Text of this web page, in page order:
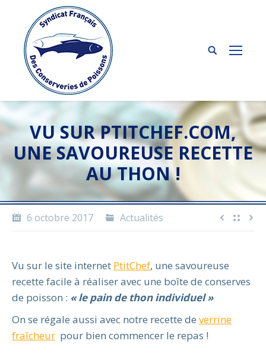
VU SUR PTITCHEF.COM,
UNE SAVOUREUSE RECETTE
AU THON !
6 octobre 2017 Actualités
Vu sur le site internet PtitChef, une savoureuse
recette facile à réaliser avec une boîte de conserves
de poisson : « le pain de thon individuel »
On se régale aussi avec notre recette de verrine
fraîcheur pour bien commencer le repas !